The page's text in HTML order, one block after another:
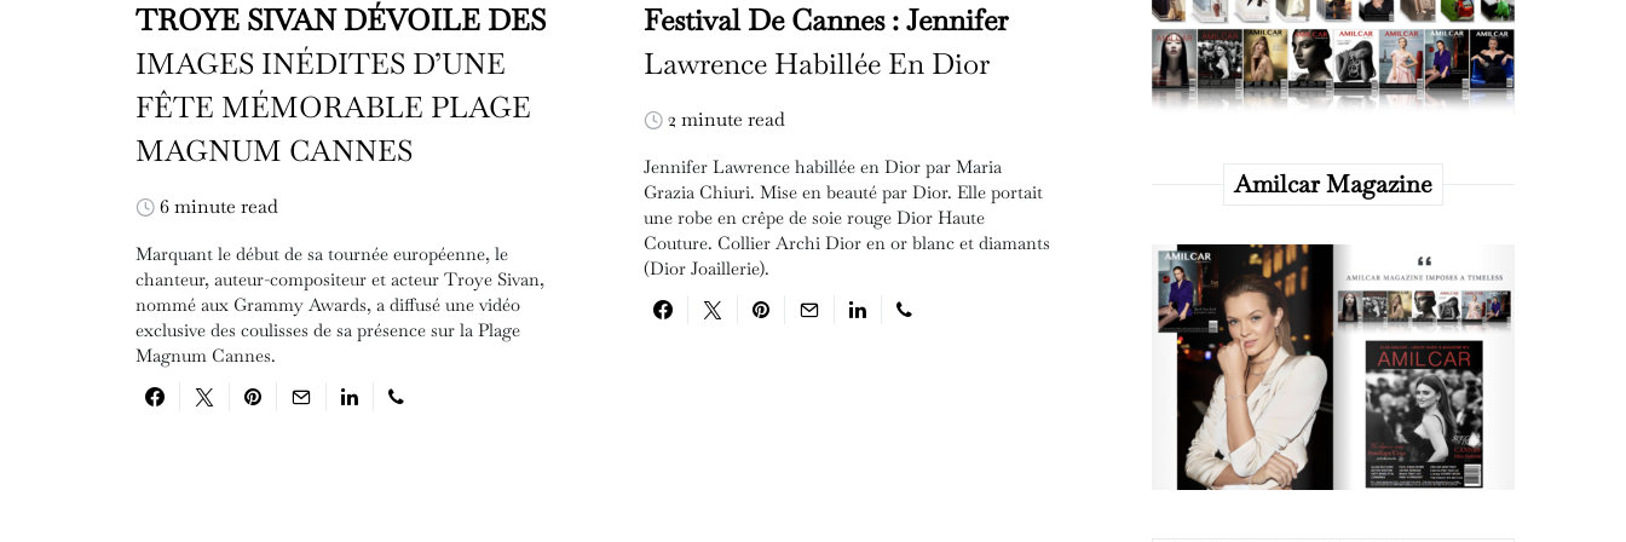
TROYE SIVAN DÉVOILE DES
IMAGES INÉDITES D’UNE
FÊTE MÉMORABLE PLAGE
MAGNUM CANNES
6 minute read
Marquant le début de sa tournée européenne, le
chanteur, auteur-compositeur et acteur Troye Sivan,
nommé aux Grammy Awards, a diffusé une vidéo
exclusive des coulisses de sa présence sur la Plage
Magnum Cannes.
Festival De Cannes : Jennifer
Lawrence Habillée En Dior
2 minute read
Jennifer Lawrence habillée en Dior par Maria
Grazia Chiuri. Mise en beauté par Dior. Elle portait
une robe en crêpe de soie rouge Dior Haute
Couture. Collier Archi Dior en or blanc et diamants
(Dior Joaillerie).
Amilcar Magazine